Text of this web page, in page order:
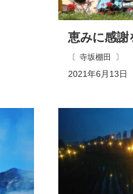
2021年6月13日
寺坂棚田
恵みに感謝